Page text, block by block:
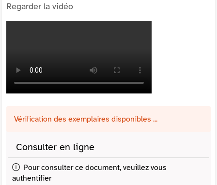
Regarder la vidéo
Vérification des exemplaires disponibles ...
Consulter en ligne
Pour consulter ce document, veuillez vous
authentifier